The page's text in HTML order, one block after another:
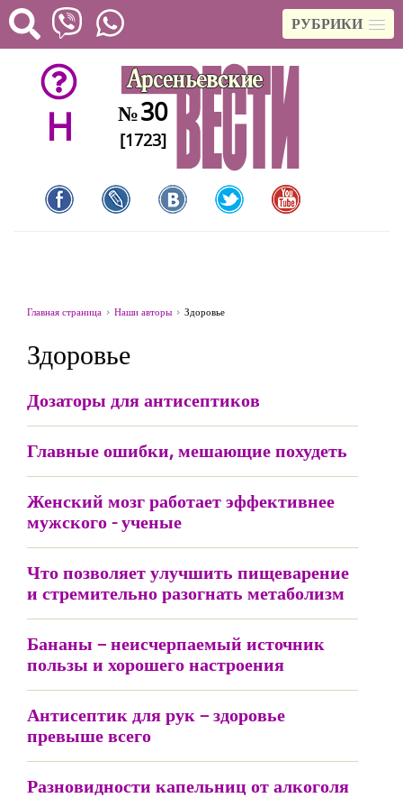
РУБРИКИ
H №30
[1723]
Главная страница Наши авторы Здоровье
Здоровье
Дозаторы для антисептиков
Главные ошибки, мешающие похудеть
Женский мозг работает эффективнее
мужского - ученые
Что позволяет улучшить пищеварение
и стремительно разогнать метаболизм
Бананы – неисчерпаемый источник
пользы и хорошего настроения
Антисептик для рук – здоровье
превыше всего
Разновидности капельниц от алкоголя